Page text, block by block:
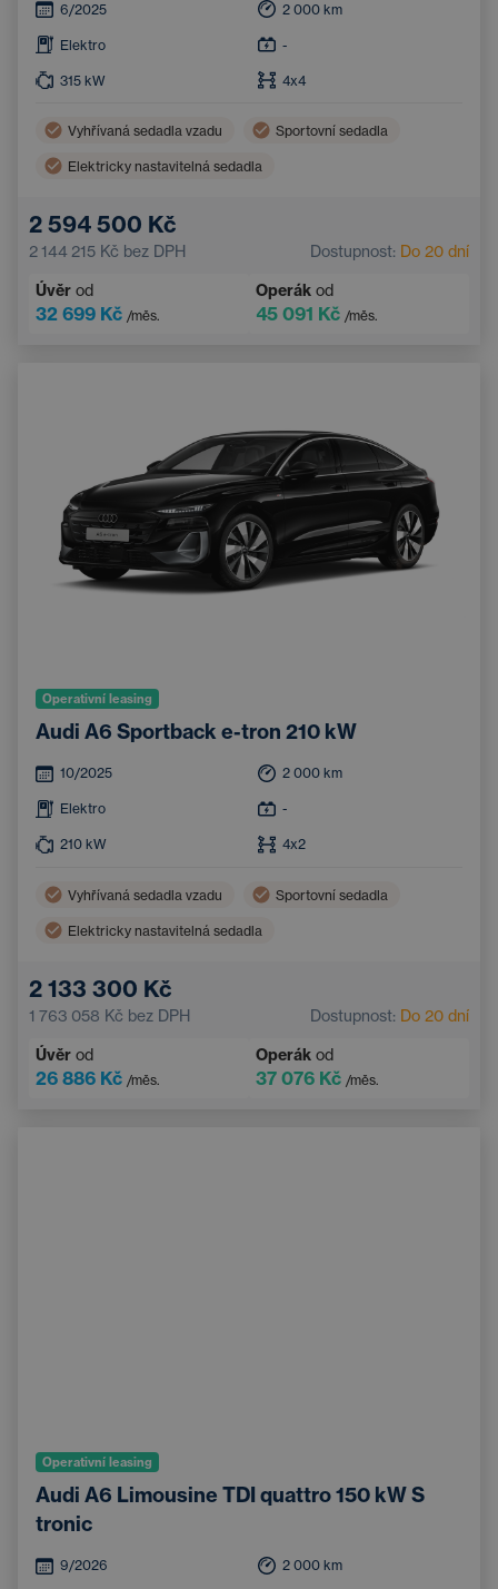
6/2025 2 000 km
Elektro -
315 kW 4x4
Vyhřívaná sedadla vzadu Sportovní sedadla
Elektricky nastavitelná sedadla
2 594 500 Kč
2 144 215 Kč bez DPH Dostupnost: Do 20 dní
Úvěr od
32 699 Kč /měs.
Operák od
45 091 Kč /měs.
Operativní leasing
Audi A6 Sportback e-tron 210 kW
10/2025 2 000 km
Elektro -
210 kW 4x2
Vyhřívaná sedadla vzadu Sportovní sedadla
Elektricky nastavitelná sedadla
2 133 300 Kč
1 763 058 Kč bez DPH Dostupnost: Do 20 dní
Úvěr od
26 886 Kč /měs.
Operák od
37 076 Kč /měs.
Operativní leasing
Audi A6 Limousine TDI quattro 150 kW S
tronic
9/2026 2 000 km